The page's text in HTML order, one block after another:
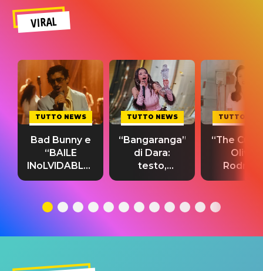
VIRAL
TUTTO NEWS
Bad Bunny e
“BAILE
INoLVIDABLE”:
testo,
significato
TUTTO NEWS
“Bangaranga”
di Dara:
testo,
traduzione e
del singolo
TUTTO
“The
Olivia
testo,